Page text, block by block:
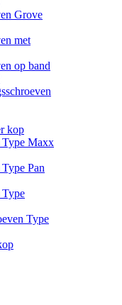
Grove
met
op band
kop
Type Maxx
Pan
Type